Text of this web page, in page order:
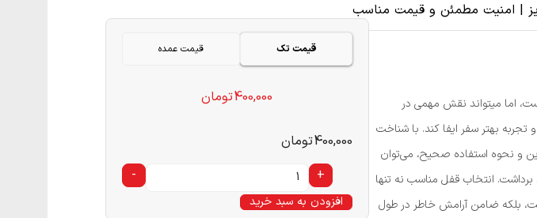
| امنیت مطمئن و قیمت مناسب
اما میتواند نقش مهمی در
تجربه بهتر سفر ایفا کند. با شناخت
و نحوه استفاده صحیح، می‌توان
انتخاب قفل مناسب نه‌ تنها
بلکه ضامن آرامش خاطر در طول
قیمت تک قیمت عمده
400,000تومان
400,000تومان
-
+
افزودن به سبد خرید